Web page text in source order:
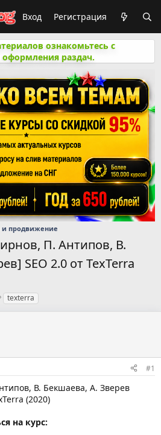
Вход Регистрация
ознакомьтесь с
раздач.
и продвижение
П. Антипов, В.
SEO 2.0 от TexTerra
Тtexterra
#1
В. Бекшаева, А. Зверев
(2020)
на курс: